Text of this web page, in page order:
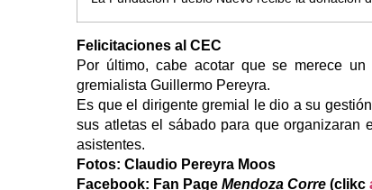
Felicitaciones al CEC
Por último, cabe acotar que se merece
gremialista Guillermo Pereyra.
Es que el dirigente gremial le dio a su
sus atletas el sábado para que organizaran
asistentes.
Fotos: Claudio Pereyra Moos
Facebook: Fan Page Mendoza Corre (clikc